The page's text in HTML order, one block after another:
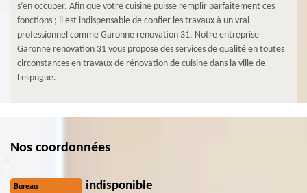
s’en occuper. Afin que votre cuisine puisse remplir parfaitement ces
fonctions ; il est indispensable de confier les travaux à un vrai
professionnel comme Garonne renovation 31. Notre entreprise
Garonne renovation 31 vous propose des services de qualité en toutes
circonstances en travaux de rénovation de cuisine dans la ville de
Lespugue.
Nos coordonnées
Bureau indisponible